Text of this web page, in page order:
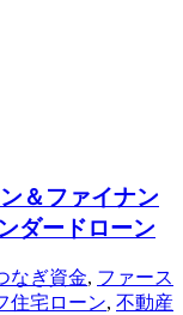
＆ファイナン
ダードローン
なぎ資金, ファース
住宅ローン, 不動産